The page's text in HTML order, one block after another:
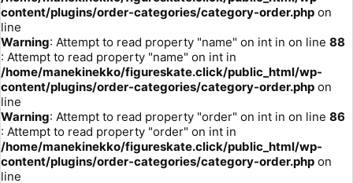
content/plugins/order-categories/category-order.php on
line
Warning: Attempt to read property "name" on int in on line 88
: Attempt to read property "name" on int in
/home/manekinekko/figureskate.click/public_html/wp-
content/plugins/order-categories/category-order.php on
line
Warning: Attempt to read property "order" on int in on line 86
: Attempt to read property "order" on int in
/home/manekinekko/figureskate.click/public_html/wp-
content/plugins/order-categories/category-order.php on
line